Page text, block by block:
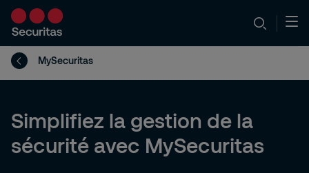
MySecuritas
Simplifiez la gestion de la
sécurité avec MySecuritas